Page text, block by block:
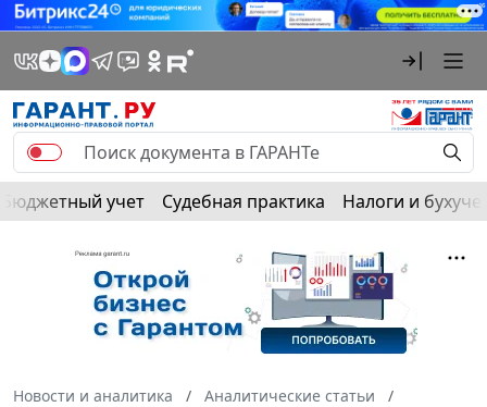
Бюджетный учет Судебная практика Налоги и
Новости и аналитика
Аналитические статьи